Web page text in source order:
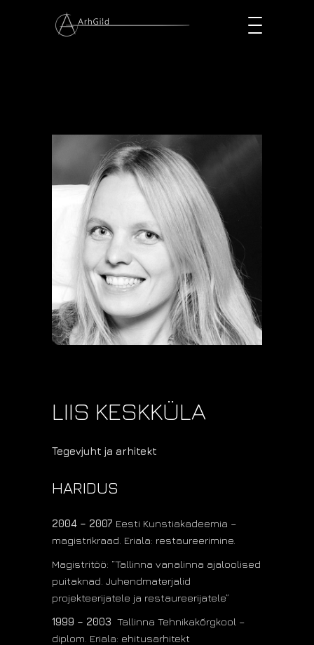
LIIS KESKKÜLA
Tegevjuht ja arhitekt
HARIDUS
2004 – 2007 Eesti Kunstiakadeemia –
magistrikraad. Eriala: restaureerimine.
Magistritöö: “Tallinna vanalinna ajaloolised
puitaknad. Juhendmaterjalid
projekteerijatele ja restaureerijatele”
1999 – 2003 Tallinna Tehnikakõrgkool –
diplom. Eriala: ehitusarhitekt